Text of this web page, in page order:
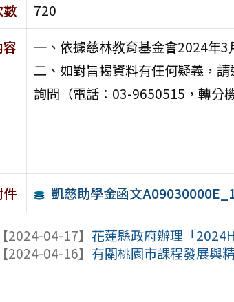
數
720
一、依據慈林教育基金會2024年
二、如對旨揭資料有任何疑義，
詢問（電話：03-9650515，轉分
件 凱慈助學金函文
【2024-04-17】 花蓮縣政府辦理「
【2024-04-16】 有關桃園市課程發展與